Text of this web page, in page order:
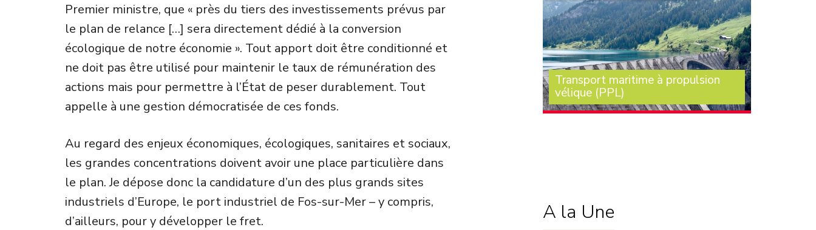
Premier ministre, que « près du tiers des investissements prévus par
le plan de relance […] sera directement dédié à la conversion
écologique de notre économie ». Tout apport doit être conditionné et
ne doit pas être utilisé pour maintenir le taux de rémunération des
actions mais pour permettre à l’État de peser durablement. Tout
appelle à une gestion démocratisée de ces fonds.
Au regard des enjeux économiques, écologiques, sanitaires et sociaux,
les grandes concentrations doivent avoir une place particulière dans
le plan. Je dépose donc la candidature d’un des plus grands sites
industriels d’Europe, le port industriel de Fos-sur-Mer – y compris,
d’ailleurs, pour y développer le fret.
Transport maritime à propulsion
vélique (PPL)
Je vois que M. le ministre des transports n’est
A la Une